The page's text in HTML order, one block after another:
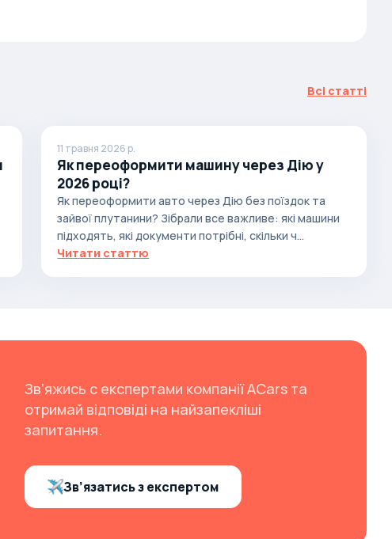
Всі статті
11 травня 2026 р.
Як переоформити машину через Дію у
2026 році?
Як переоформити авто через Дію без поїздок та
зайвої плутанини? Зібрали все важливе: які машини
підходять, які документи потрібні, скільки ч...
Читати статтю
Зв’яжись с експертами компанії ACars та
отримай відповіді на найзапекліші
запитання.
Зв’язатись з експертом